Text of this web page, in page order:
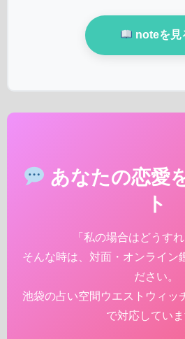
noteを見
あなたの恋愛
ト
「私の場合はどうす
そんな時は、対面・オンライン
ださい。
池袋の占い空間ウエストウィッ
で対応していま